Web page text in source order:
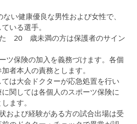
い健康優良な男性および女性で、
いる選手。
20 歳未満の方は保護者のサイン
保険の加入を義務づけます。各個
者本人の責務とします。
は大会ドクターが応急処置を行い
関しては各個人のスポーツ保険に
ます。
よび経験がある方の試合出場は受